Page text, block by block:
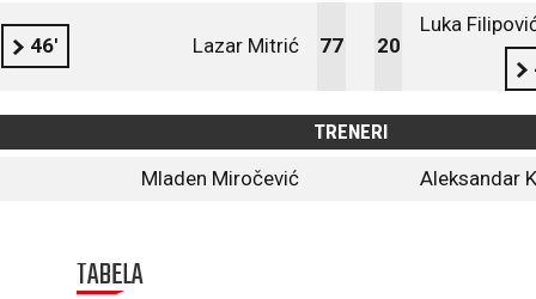
46' Lazar Mitrić 77 20
Luka
TRENERI
Mladen Miročević
Aleksandar
TABELA